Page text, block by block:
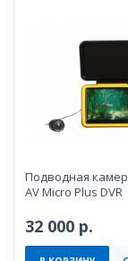
Подводная
AV Micro Plus DVR
32 000 р.